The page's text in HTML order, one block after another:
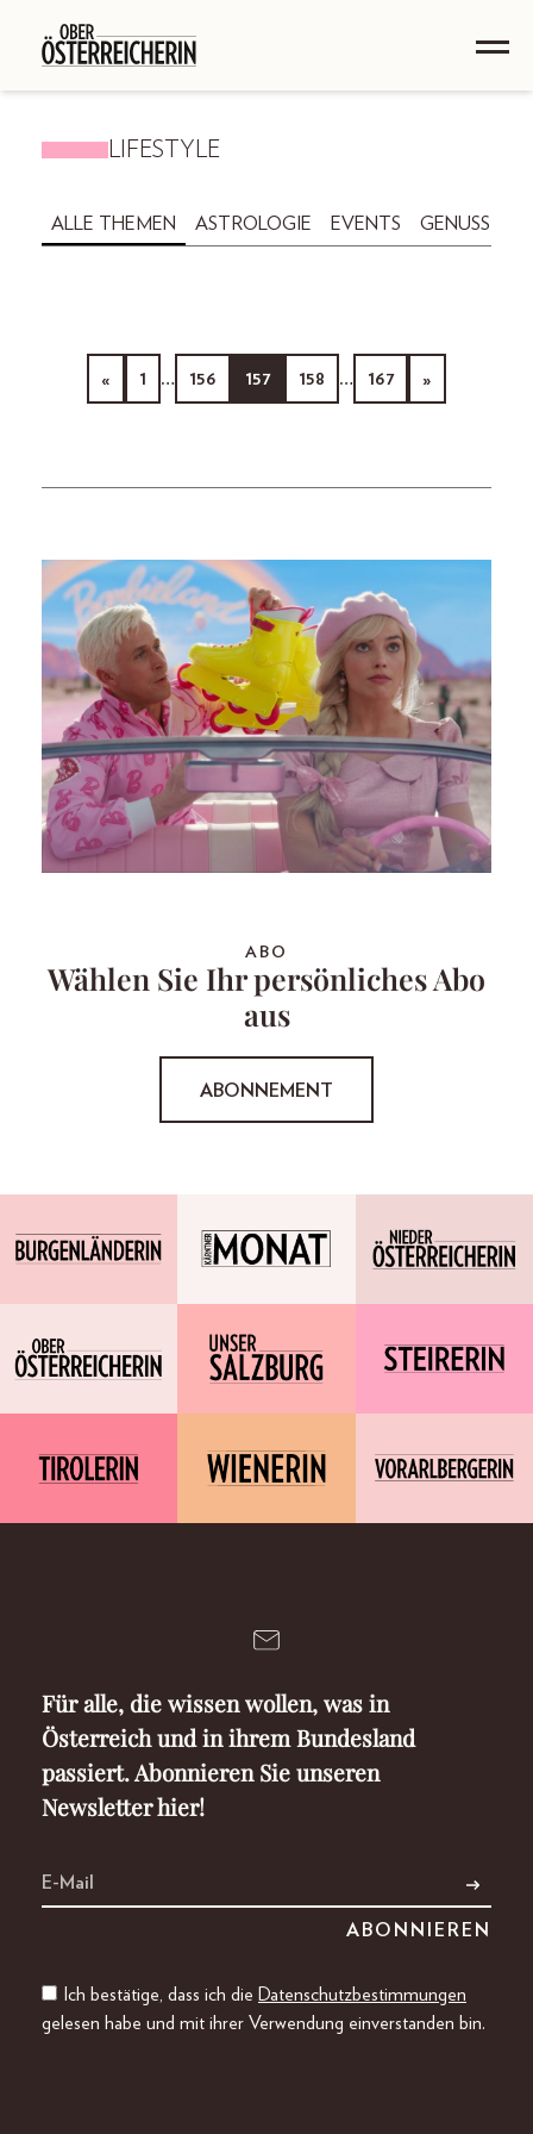
LIFESTYLE
ALLE THEMEN ASTROLOGIE EVENTS GENUSS
« 1 … 156 157 158 … 167 »
ABO
Wählen Sie Ihr persönliches Abo
aus
ABONNEMENT
Für alle, die wissen wollen, was in
Österreich und in ihrem Bundesland
passiert. Abonnieren Sie unseren
Newsletter hier!
Ich bestätige, dass ich die Datenschutzbestimmungen
gelesen habe und mit ihrer Verwendung einverstanden bin.